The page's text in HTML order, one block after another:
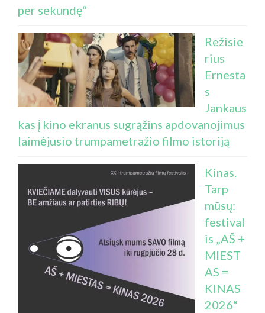
per sekundę“
Režisie
rius
Ernesta
s
Jankaus
kas į kino ekranus sugrąžins apdovanojimus
laimėjusio trumpametražio filmo istoriją
Kinas.
Tarp
mūsų:
festival
is „AŠ +
MIEST
AS =
KINAS
2026“